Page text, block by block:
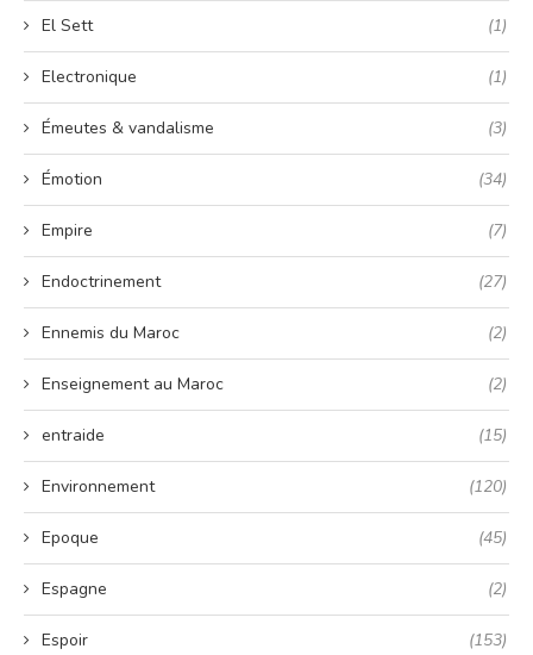
El Sett (1)
Electronique (1)
Émeutes & vandalisme (3)
Émotion (34)
Empire (7)
Endoctrinement (27)
Ennemis du Maroc (2)
Enseignement au Maroc (2)
entraide (15)
Environnement (120)
Epoque (45)
Espagne (2)
Espoir (153)